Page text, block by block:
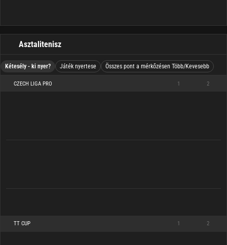
Asztalitenisz
Kétesély - ki nyer? Játék nyertese Összes pont a mérkőzésen Több/Kevesebb
CZECH LIGA PRO 1 2
TT CUP 1 2